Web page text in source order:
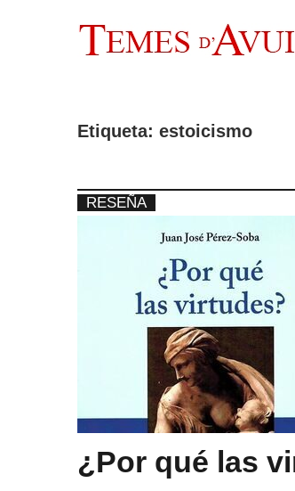
al
Etiqueta: estoicismo
RESEÑA
¿Por qué las